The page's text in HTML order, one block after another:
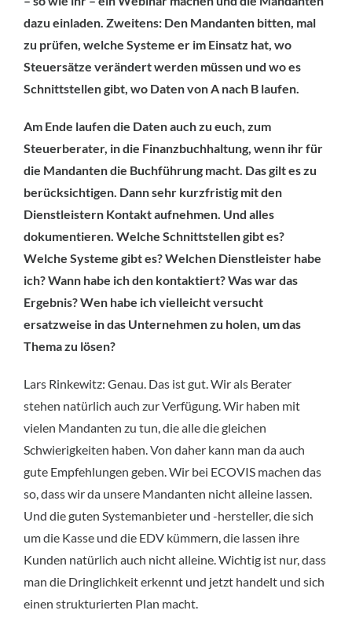
dazu einladen. Zweitens: Den Mandanten bitten, mal
zu prüfen, welche Systeme er im Einsatz hat, wo
Steuersätze verändert werden müssen und wo es
Schnittstellen gibt, wo Daten von A nach B laufen.
Am Ende laufen die Daten auch zu euch, zum
Steuerberater, in die Finanzbuchhaltung, wenn ihr für
die Mandanten die Buchführung macht. Das gilt es zu
berücksichtigen. Dann sehr kurzfristig mit den
Dienstleistern Kontakt aufnehmen. Und alles
dokumentieren. Welche Schnittstellen gibt es?
Welche Systeme gibt es? Welchen Dienstleister habe
ich? Wann habe ich den kontaktiert? Was war das
Ergebnis? Wen habe ich vielleicht versucht
ersatzweise in das Unternehmen zu holen, um das
Thema zu lösen?
Lars Rinkewitz: Genau. Das ist gut. Wir als Berater
stehen natürlich auch zur Verfügung. Wir haben mit
vielen Mandanten zu tun, die alle die gleichen
Schwierigkeiten haben. Von daher kann man da auch
gute Empfehlungen geben. Wir bei ECOVIS machen das
so, dass wir da unsere Mandanten nicht alleine lassen.
Und die guten Systemanbieter und -hersteller, die sich
um die Kasse und die EDV kümmern, die lassen ihre
Kunden natürlich auch nicht alleine. Wichtig ist nur, dass
man die Dringlichkeit erkennt und jetzt handelt und sich
einen strukturierten Plan macht.